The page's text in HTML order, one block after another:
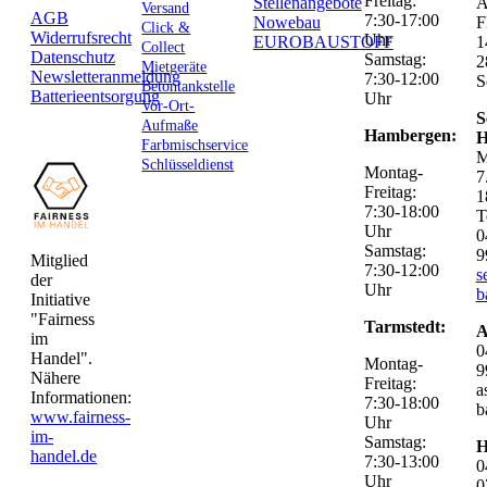
AGB
Widerrufsrecht
Datenschutz
Newsletteranmeldung
Batterieentsorgung
Mitglied
der
Initiative
"Fairness
im
Handel".
Nähere
Informationen:
www.fairness-
im-
handel.de
Versand
Click &
Collect
Mietgeräte
Betontankstelle
Vor-Ort-
Aufmaße
Farbmischservice
Schlüsseldienst
Nowebau
EUROBAUSTOFF
7:30-17:00
Uhr
Samstag:
7:30-12:00
Uhr
Hambergen:
Montag-
Freitag:
7:30-18:00
Uhr
Samstag:
7:30-12:00
Uhr
Tarmstedt:
Montag-
Freitag:
7:30-18:00
Uhr
Samstag:
7:30-13:00
Uhr